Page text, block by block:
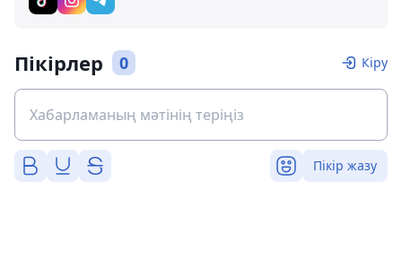
Пікірлер 0 Кіру
Пікір жазу